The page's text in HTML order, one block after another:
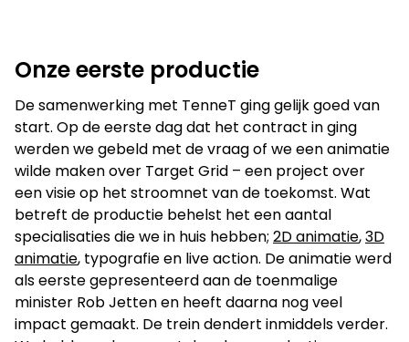
Onze eerste productie
De samenwerking met TenneT ging gelijk goed van
start. Op de eerste dag dat het contract in ging
werden we gebeld met de vraag of we een animatie
wilde maken over Target Grid – een project over
een visie op het stroomnet van de toekomst. Wat
betreft de productie behelst het een aantal
specialisaties die we in huis hebben; 2D animatie,3D
animatie, typografie en live action. De animatie werd
als eerste gepresenteerd aan de toenmalige
minister Rob Jetten en heeft daarna nog veel
impact gemaakt. De trein dendert inmiddels verder.